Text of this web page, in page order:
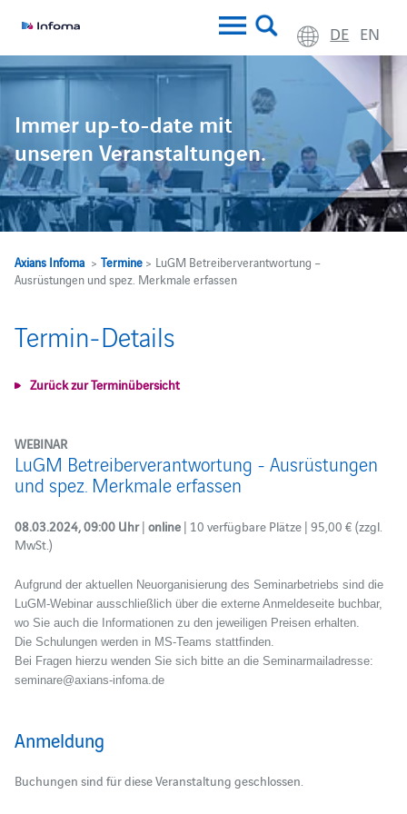
DE EN
Immer up-to-date mit
unseren Veranstaltungen.
Axians Infoma> Termine> LuGM Betreiberverantwortung –
Ausrüstungen und spez. Merkmale erfassen
Termin-Details
Zurück zur Terminübersicht
WEBINAR
LuGM Betreiberverantwortung - Ausrüstungen
und spez. Merkmale erfassen
08.03.2024, 09:00 Uhr| online | 10 verfügbare Plätze | 95,00 € (zzgl.
MwSt.)
Aufgrund der aktuellen Neuorganisierung des Seminarbetriebs sind die
LuGM-Webinar ausschließlich über die externe Anmeldeseite buchbar,
wo Sie auch die Informationen zu den jeweiligen Preisen erhalten.
Die Schulungen werden in MS-Teams stattfinden.
Bei Fragen hierzu wenden Sie sich bitte an die Seminarmailadresse:
seminare@axians-infoma.de
Anmeldung
Buchungen sind für diese Veranstaltung geschlossen.